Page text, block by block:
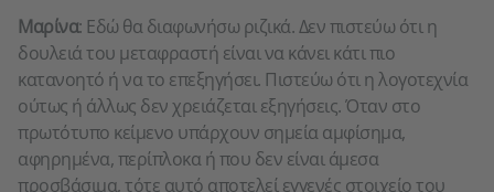
Μαρίνα: Εδώ θα διαφωνήσω ριζικά. Δεν πιστεύω ότι η
δουλειά του μεταφραστή είναι να κάνει κάτι πιο
κατανοητό ή να το επεξηγήσει. Πιστεύω ότι η λογοτεχνία
ούτως ή άλλως δεν χρειάζεται εξηγήσεις. Όταν στο
πρωτότυπο κείμενο υπάρχουν σημεία αμφίσημα,
αφηρημένα, περίπλοκα ή που δεν είναι άμεσα
προσβάσιμα, τότε αυτό αποτελεί εγγενές στοιχείο του